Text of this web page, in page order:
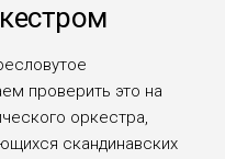
проверить это на
оркестра,
скандинавских